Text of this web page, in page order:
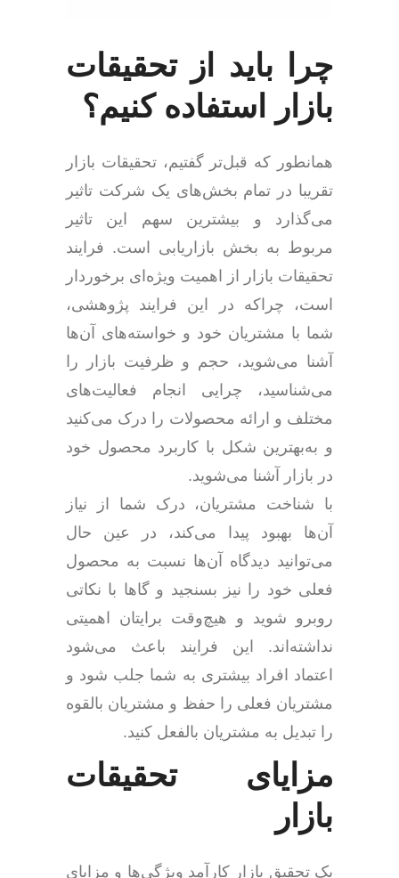
چرا باید از تحقیقات
بازار استفاده کنیم؟
همانطور که قبل‌تر گفتیم، تحقیقات بازار
تقریبا در تمام بخش‌های یک شرکت تاثیر
می‌گذارد و بیشترین سهم این تاثیر
مربوط به بخش بازاریابی است. فرایند
تحقیقات بازار از اهمیت ویژه‌ای برخوردار
است، چراکه در این فرایند پژوهشی،
شما با مشتریان خود و خواسته‌های آن‌ها
آشنا می‌شوید، حجم و ظرفیت بازار را
می‌شناسید، چرایی انجام فعالیت‌های
مختلف و ارائه محصولات را درک می‌کنید
و به‌بهترین شکل با کاربرد محصول خود
در بازار آشنا می‌شوید.
با شناخت مشتریان، درک شما از نیاز
آن‌ها بهبود پیدا می‌کند، در عین حال
می‌توانید دیدگاه آن‌ها نسبت به محصول
فعلی خود را نیز بسنجید و گاها با نکاتی
روبرو شوید و هیچ‌وقت برایتان اهمیتی
نداشته‌اند. این فرایند باعث می‌شود
اعتماد افراد بیشتری به شما جلب شود و
مشتریان فعلی را حفظ و مشتریان بالقوه
را تبدیل به مشتریان بالفعل کنید.
مزایای تحقیقات
بازار
یک تحقیق بازار کارآمد ویژگی‌ها و مزایای